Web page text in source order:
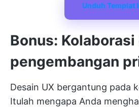
Unduh Templat
Bonus: Kolaborasi
pengembangan
Desain UX bergantung pada
Itulah mengapa Anda